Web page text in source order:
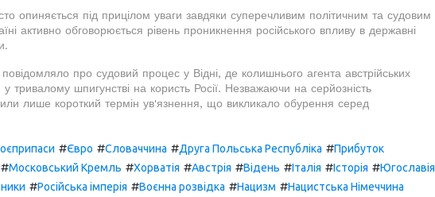
опиняється під прицілом уваги завдяки суперечливим політичним та судовим
активно обговорюється рівень проникнення російського впливу в державні
про судовий процес у Відні, де колишнього агента австрійських
тривалому шпигунстві на користь Росії. Незважаючи на серйозність
лише короткий термін ув'язнення, що викликало обурення серед
#Євро #Словаччина #Друга Польська Республіка #Прибуток
#Московський Кремль #Хорватія #Австрія #Відень #Італія #Історія #Югославія
#Російська імперія #Воєнна розвідка #Нацизм #Нацистська Німеччина